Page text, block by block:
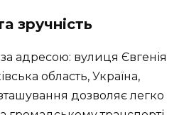
зручність
адресою: вулиця Євгенія
область, Україна,
дозволяє легко